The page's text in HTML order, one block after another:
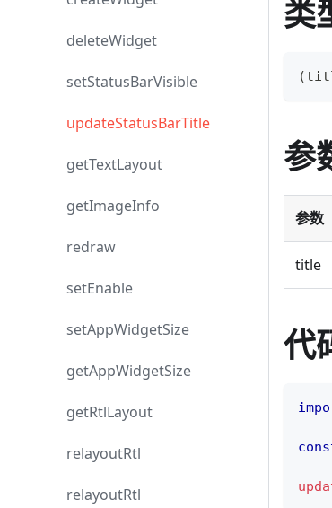
deleteWidget
setStatusBarVisible
updateStatusBarTitle
getTextLayout
getImageInfo
redraw
setEnable
setAppWidgetSize
getAppWidgetSize
getRtlLayout
relayoutRtl
relayoutRtl
类
(
参
参数
title
代